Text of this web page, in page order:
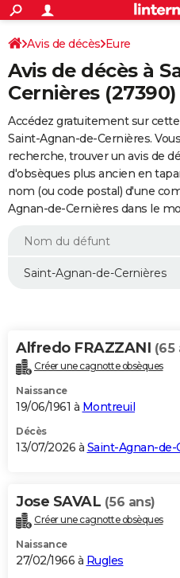
ACTUALITÉS
Politique
Société
Faits Divers
Education
Monde
Villes
+
SPORT
Coupe du monde 2026
Football
Tennis
Cyclisme
Rugby
Forum
CULTURE
FINANCE
Retraite
Impôts
Epargne
Immobilier
Risques naturels par ville
Banque
Assurance
Crédit
Essais
Réserver un essai
Citadines
Berlines
SUV
Forum auto
+
HIGH-TECH
Mobiles
Meilleur smartphone
Internet
Ordinateurs
Jeux vidéo
Guide high-tech
+
BRICOLAGE
Forum
Aménagement intérieur
Extérieur
Cuisine
Salle de bains
Jardinage
Rangement
WEEK-END
Guides de France
Escapades
Patrimoine
Expositions
Musées
Week-end nature
LIFESTYLE
Alimentation
Guide de la santé
Maladies
Médicaments
Sommeil
VOYAGE
Destinations
City break
Voyage nature
Voyage de noces
Forum
Climat
+PHOTO
GUIDES D'ACHAT
BONS PLANS
Carte de Noël
Carte Bonne année
Carte Saint-Valentin
Carte Pâques
Carte d'anniversaire
DICTIONNAIRE
PROGRAMME TV
COPAINS D'AVANT
Avis de décès Eure
Avis de décès à
Cernières (27390)
Accédez gratuitement sur
Saint-Agnan-de-Cernières.
recherche, trouver un avis de
d'obsèques plus ancien en
nom (ou code postal) d'une
Agnan-de-Cernières dans le
Alfredo FRAZZANI (65
Créer une cagnotte obsèques
Naissance
19/06/1961 à Montreuil
Décès
13/07/2026 à Saint-Agnan-de-
Jose SAVAL (56 ans)
Créer une cagnotte obsèques
Naissance
27/02/1966 à Rugles